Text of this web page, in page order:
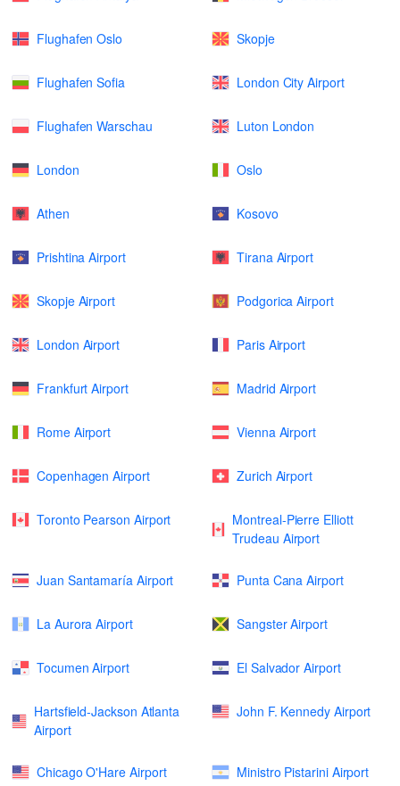
Flughafen Oslo Skopje
Flughafen Sofia London City Airport
Flughafen Warschau Luton London
London Oslo
Athen Kosovo
Prishtina Airport Tirana Airport
Skopje Airport Podgorica Airport
London Airport Paris Airport
Frankfurt Airport Madrid Airport
Rome Airport Vienna Airport
Copenhagen Airport Zurich Airport
Toronto Pearson Airport
Montreal-Pierre Elliott
Trudeau Airport
Juan Santamaría Airport Punta Cana Airport
La Aurora Airport Sangster Airport
Tocumen Airport El Salvador Airport
Hartsfield-Jackson Atlanta
Airport
John F. Kennedy Airport
Chicago O'Hare Airport Ministro Pistarini Airport